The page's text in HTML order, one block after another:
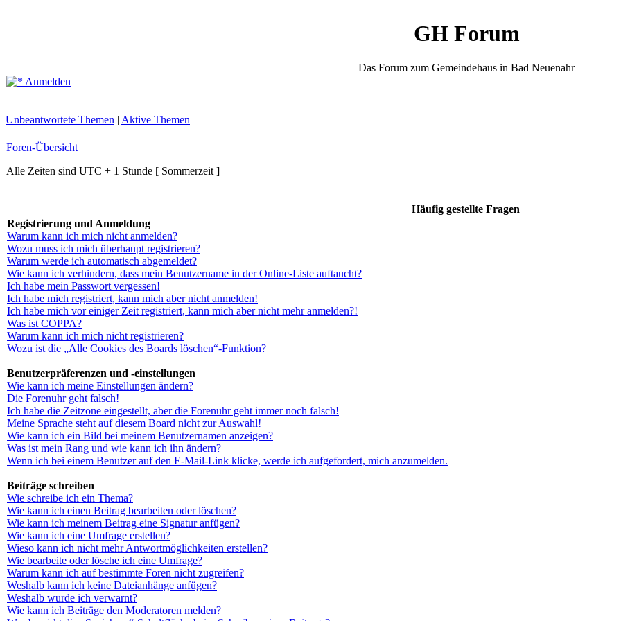
GH Forum
Das Forum zum Gemeindehaus in Bad Neuenahr
Anmelden
Unbeantwortete Themen | Aktive Themen
Foren-Übersicht
Alle Zeiten sind UTC + 1 Stunde [ Sommerzeit ]
Häufig gestellte Fragen
Registrierung und Anmeldung
Warum kann ich mich nicht anmelden?
Wozu muss ich mich überhaupt registrieren?
Warum werde ich automatisch abgemeldet?
Wie kann ich verhindern, dass mein Benutzername in der Online-Liste auftaucht?
Ich habe mein Passwort vergessen!
Ich habe mich registriert, kann mich aber nicht anmelden!
Ich habe mich vor einiger Zeit registriert, kann mich aber nicht mehr anmelden?!
Was ist COPPA?
Warum kann ich mich nicht registrieren?
Wozu ist die „Alle Cookies des Boards löschen“-Funktion?
Benutzerpräferenzen und -einstellungen
Wie kann ich meine Einstellungen ändern?
Die Forenuhr geht falsch!
Ich habe die Zeitzone eingestellt, aber die Forenuhr geht immer noch falsch!
Meine Sprache steht auf diesem Board nicht zur Auswahl!
Wie kann ich ein Bild bei meinem Benutzernamen anzeigen?
Was ist mein Rang und wie kann ich ihn ändern?
Wenn ich bei einem Benutzer auf den E-Mail-Link klicke, werde ich aufgefordert, mich anzumelden.
Beiträge schreiben
Wie schreibe ich ein Thema?
Wie kann ich einen Beitrag bearbeiten oder löschen?
Wie kann ich meinem Beitrag eine Signatur anfügen?
Wie kann ich eine Umfrage erstellen?
Wieso kann ich nicht mehr Antwortmöglichkeiten erstellen?
Wie bearbeite oder lösche ich eine Umfrage?
Warum kann ich auf bestimmte Foren nicht zugreifen?
Weshalb kann ich keine Dateianhänge anfügen?
Weshalb wurde ich verwarnt?
Wie kann ich Beiträge den Moderatoren melden?